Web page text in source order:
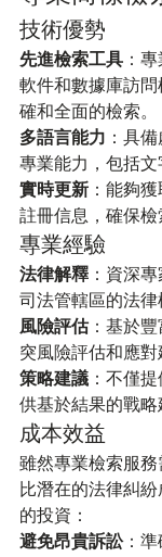
技術優勢
先進檢索工具 ：
軟件和數據庫訪
確和全面的檢索。
多語言能力 ：具
專業能力，包括文
實時更新 ：能夠
註冊信息，確保檢
專業經驗
法律解釋 ：資深
司法管轄區的法律
風險評估：基於豐
突風險評估和應對
策略建議 ：不僅
供基於結果的戰略
成本效益
雖然專業檢索服
比潛在的法律糾
的投資：
避免昂貴訴訟：準